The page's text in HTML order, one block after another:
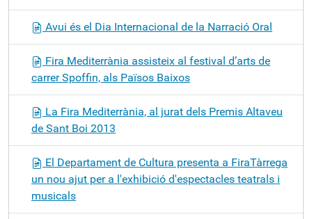
Avui és el Dia Internacional de la Narració Oral
Fira Mediterrània assisteix al festival d’arts de
carrer Spoffin, als Països Baixos
La Fira Mediterrània, al jurat dels Premis Altaveu
de Sant Boi 2013
El Departament de Cultura presenta a FiraTàrrega
un nou ajut per a l'exhibició d'espectacles teatrals i
musicals